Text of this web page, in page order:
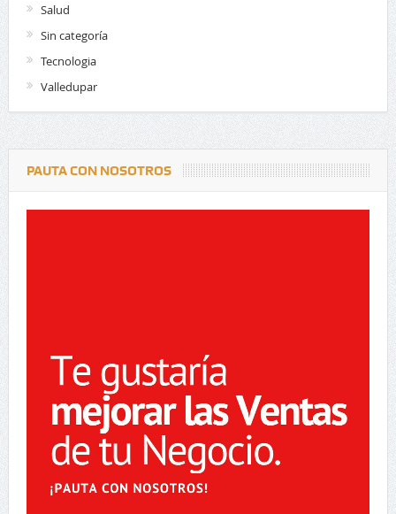
Salud
Sin categoría
Tecnologia
Valledupar
PAUTA CON NOSOTROS